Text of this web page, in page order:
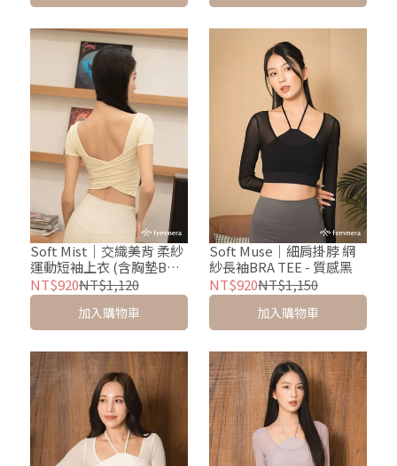
Soft Mist｜交織美背 柔紗
運動短袖上衣 (含胸墊BRA
TEE) - 柔杏白
NT$920NT$1,120
加入購物車
Soft Muse｜細肩掛脖 網
紗長袖BRA TEE - 質感黑
NT$920NT$1,150
加入購物車